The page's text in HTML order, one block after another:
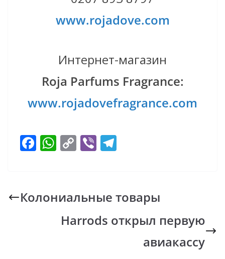
www.rojadove.com
Интернет-магазин
Roja Parfums Fragrance:
www.rojadovefragrance.com
F
b
o
W
s
A
p
C
y
Li
n
Vi
gr
a
m
Колониальные товары
Harrods открыл первую
авиакассу